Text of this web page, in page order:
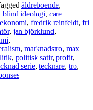
äldreboende,
, blind ideologi, care
ekonomi, fredrik reinfeldt, fri
, jan björklund,
,
, marknadstro, max
, politisk satir, profit,
serie, tecknare, tro,